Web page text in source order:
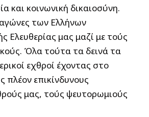
και κοινωνική δικαιοσύνη.
των Ελλήνων
Ελευθερίας μας μαζί με τούς
Όλα τούτα τα δεινά τα
εχθροί έχοντας στο
πλέον επικίνδυνους
μας, τούς ψευτορωμιούς